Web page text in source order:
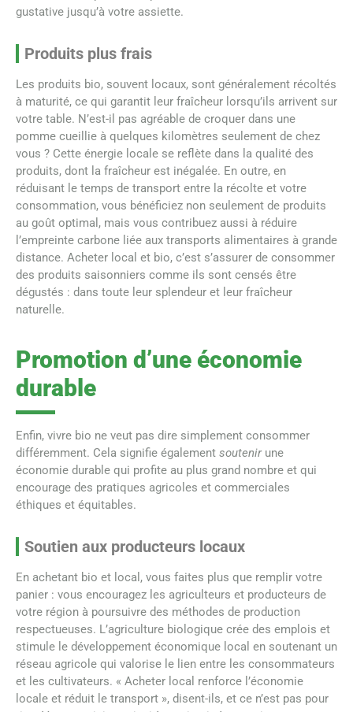
gustative jusqu’à votre assiette.
Produits plus frais
Les produits bio, souvent locaux, sont généralement récoltés
à maturité, ce qui garantit leur fraîcheur lorsqu’ils arrivent sur
votre table. N’est-il pas agréable de croquer dans une
pomme cueillie à quelques kilomètres seulement de chez
vous ? Cette énergie locale se reflète dans la qualité des
produits, dont la fraîcheur est inégalée. En outre, en
réduisant le temps de transport entre la récolte et votre
consommation, vous bénéficiez non seulement de produits
au goût optimal, mais vous contribuez aussi à réduire
l’empreinte carbone liée aux transports alimentaires à grande
distance. Acheter local et bio, c’est s’assurer de consommer
des produits saisonniers comme ils sont censés être
dégustés : dans toute leur splendeur et leur fraîcheur
naturelle.
Promotion d’une économie
durable
Enfin, vivre bio ne veut pas dire simplement consommer
différemment. Cela signifie également soutenirune
économie durable qui profite au plus grand nombre et qui
encourage des pratiques agricoles et commerciales
éthiques et équitables.
Soutien aux producteurs locaux
En achetant bio et local, vous faites plus que remplir votre
panier : vous encouragez les agriculteurs et producteurs de
votre région à poursuivre des méthodes de production
respectueuses. L’agriculture biologique crée des emplois et
stimule le développement économique local en soutenant un
réseau agricole qui valorise le lien entre les consommateurs
et les cultivateurs. « Acheter local renforce l’économie
locale et réduit le transport », disent-ils, et ce n’est pas pour